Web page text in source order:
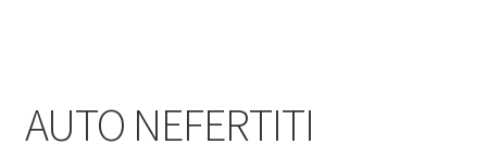
AUTO NEFERTITI